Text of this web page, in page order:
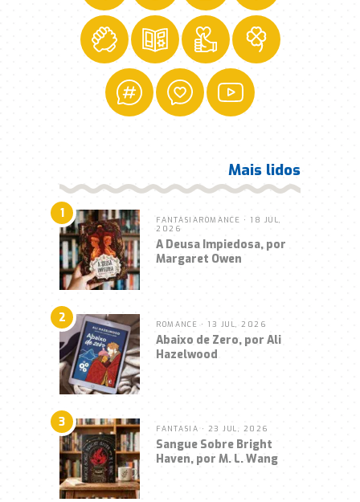
Mais lidos
1 FANTASIAROMANCE • 18 JUL,
2026
A Deusa Impiedosa, por
Margaret Owen
2 ROMANCE • 13 JUL, 2026
Abaixo de Zero, por Ali
Hazelwood
3 FANTASIA • 23 JUL, 2026
Sangue Sobre Bright
Haven, por M. L. Wang